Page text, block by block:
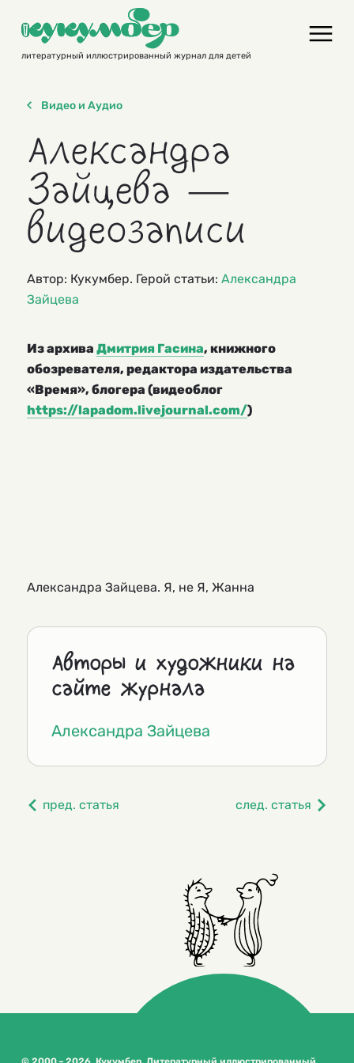
contentлитературный иллюстрированный журнал для детей
Видео и Аудио
Александра
Зайцева —
видеозаписи
Автор: Кукумбер. Герой статьи: Александра
Зайцева
Из архива Дмитрия Гасина, книжного
обозревателя, редактора издательства
«Время», блогера (видеоблог
https://lapadom.livejournal.com/)
Александра Зайцева. Я, не Я, Жанна
Авторы и художники на
сайте журнала
Александра Зайцева
пред. статья след. статья